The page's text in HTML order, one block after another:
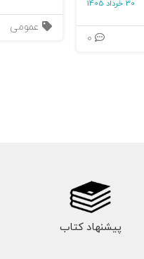
30 خرداد 1405
عمومی
پیشنهاد کتاب